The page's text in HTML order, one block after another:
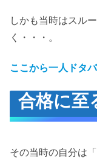
しかも当時はスル
く・・・。
ここから一人ドタ
合格に至
その当時の自分は